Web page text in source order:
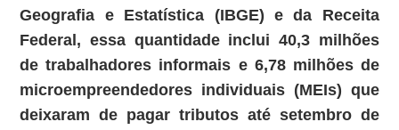
Geografia e Estatística (IBGE) e da Receita
Federal, essa quantidade inclui 40,3 milhões
de trabalhadores informais e 6,78 milhões de
microempreendedores individuais (MEIs) que
deixaram de pagar tributos até setembro de